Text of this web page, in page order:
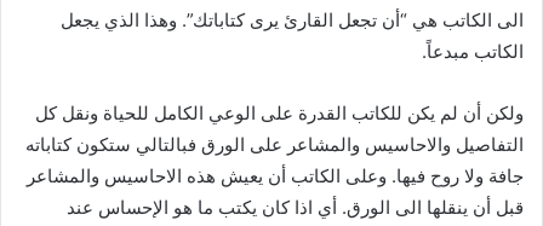
الى الكاتب هي “أن تجعل القارئ يرى كتاباتك”. وهذا الذي يجعل
الكاتب مبدعاً.
ولكن أن لم يكن للكاتب القدرة على الوعي الكامل للحياة ونقل كل
التفاصيل والاحاسيس والمشاعر على الورق فبالتالي ستكون كتاباته
جافة ولا روح فيها. وعلى الكاتب أن يعيش هذه الاحاسيس والمشاعر
قبل أن ينقلها الى الورق. أي اذا كان يكتب ما هو الإحساس عند